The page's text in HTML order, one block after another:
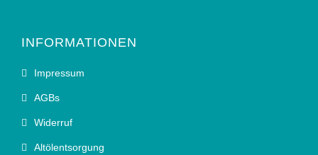
INFORMATIONEN
Impressum
AGBs
Widerruf
Altölentsorgung